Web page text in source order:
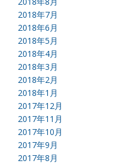
2018年7月
2018年6月
2018年5月
2018年4月
2018年3月
2018年2月
2018年1月
2017年12月
2017年11月
2017年10月
2017年9月
2017年8月